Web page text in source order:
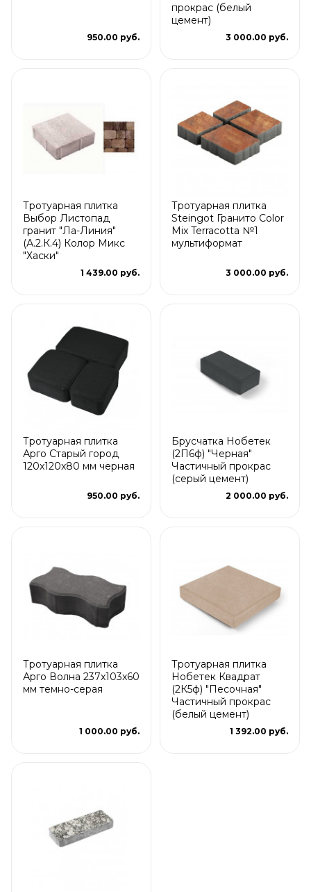
950.00 руб.
прокрас (белый
цемент)
3 000.00 руб.
Тротуарная плитка
Выбор Листопад
гранит "Ла-Линия"
(А.2.К.4) Колор Микс
"Хаски"
1 439.00 руб.
Тротуарная плитка
Steingot Гранито Color
Mix Terracotta №1
мультиформат
3 000.00 руб.
Тротуарная плитка
Арго Старый город
120x120x80 мм черная
950.00 руб.
Брусчатка Нобетек
(2П6ф) "Черная"
Частичный прокрас
(серый цемент)
2 000.00 руб.
Тротуарная плитка
Арго Волна 237x103x60
мм темно-серая
1 000.00 руб.
Тротуарная плитка
Нобетек Квадрат
(2К5ф) "Песочная"
Частичный прокрас
(белый цемент)
1 392.00 руб.